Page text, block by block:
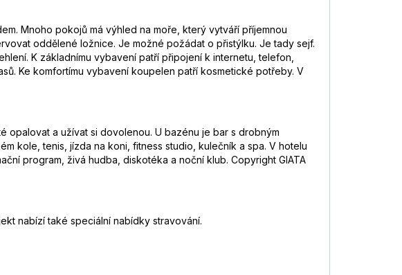
Mnoho pokojů má výhled na moře, který vytváří příjemnou
oddělené ložnice. Je možné požádat o přistýlku. Je tady sejf.
K základnímu vybavení patří připojení k internetu, telefon,
Ke komfortímu vybavení koupelen patří kosmetické potřeby. V
opalovat a užívat si dovolenou. U bazénu je bar s drobným
kole, tenis, jízda na koni, fitness studio, kulečník a spa. V hotelu
program, živá hudba, diskotéka a noční klub. Copyright GIATA
nabízí také speciální nabídky stravování.